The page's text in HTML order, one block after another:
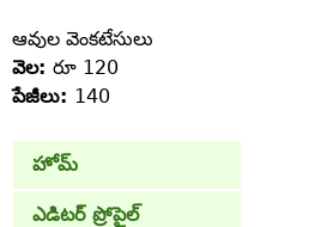
ఆవుల వెంకటేసులు
వెల: రూ 120
పేజీలు: 140
హోమ్
ఎడిటర్ ప్రోపైల్